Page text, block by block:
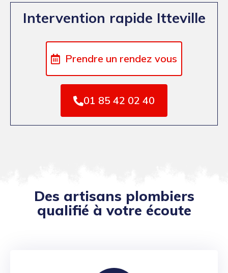
Intervention rapide Itteville
Prendre un rendez vous
01 85 42 02 40
Des artisans plombiers
qualifié à votre écoute